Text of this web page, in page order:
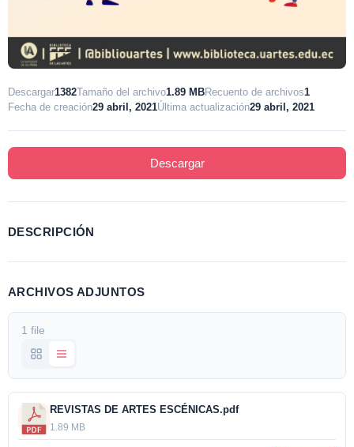
Descargar1382Tamaño del archivo1.89 MBRecuento de archivos1
Fecha de creación29 abril, 2021Última actualización29 abril, 2021
Descargar
DESCRIPCIÓN
ARCHIVOS ADJUNTOS
1 file
REVISTAS DE ARTES ESCÉNICAS.pdf
1.89 MB